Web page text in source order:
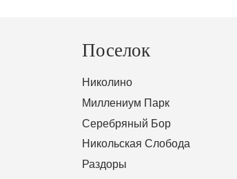
Поселок
Николино
Миллениум Парк
Серебряный Бор
Никольская Слобода
Раздоры